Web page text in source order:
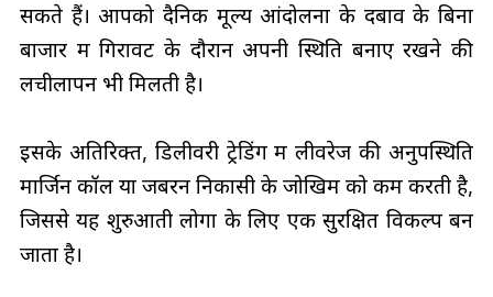
सकते हैं। आपको दैनिक मूल्य आंदोलनों के दबाव के बिना
बाजार में गिरावट के दौरान अपनी स्थिति बनाए रखने की
लचीलापन भी मिलती है।
इसके अतिरिक्त, डिलीवरी ट्रेडिंग में लीवरेज की अनुपस्थिति
मार्जिन कॉल या जबरन निकासी के जोखिम को कम करती है,
जिससे यह शुरुआती लोगों के लिए एक सुरक्षित विकल्प बन
जाता है।